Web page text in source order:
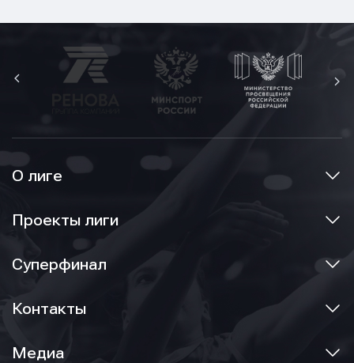
О лиге
Проекты лиги
Суперфинал
Контакты
Медиа